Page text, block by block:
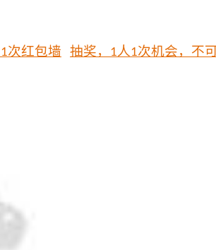
1次红包墙 抽奖， 1人1次机会，不